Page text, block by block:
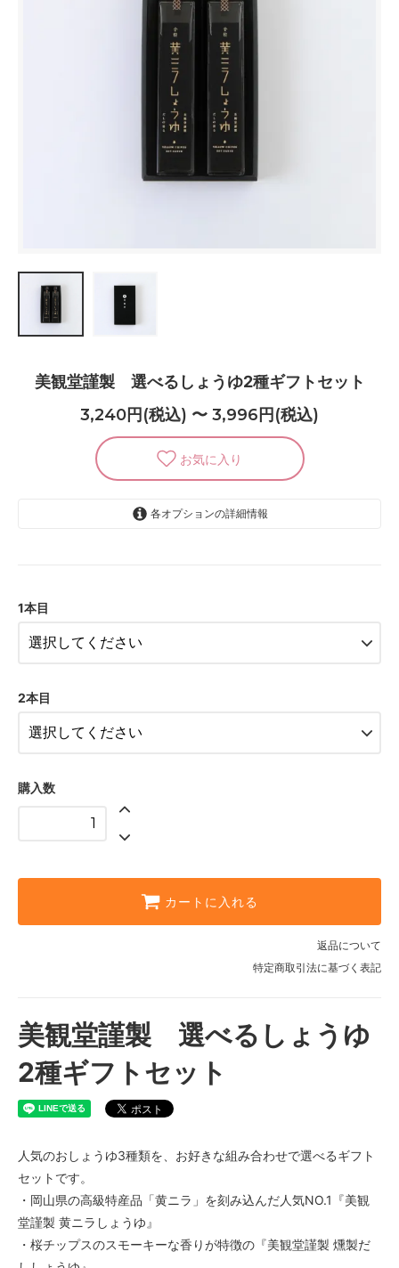
美観堂謹製 選べるしょうゆ2種ギフトセット
3,240円(税込) 〜 3,996円(税込)
各オプションの詳細情報
美観堂謹製 燻製だししょうゆ
3,834円(税込)
美観堂謹製 岡山パクチーしょうゆ
1本目
2本目
購入数
カートに入れる
返品について
特定商取引法に基づく表記
美観堂謹製 選べるしょうゆ
2種ギフトセット
人気のおしょうゆ3種類を、お好きな組み合わせで選べるギフト
セットです。
・岡山県の高級特産品「黄ニラ」を刻み込んだ人気NO.1『美観
堂謹製 黄ニラしょうゆ』
・桜チップスのスモーキーな香りが特徴の『美観堂謹製 燻製だ